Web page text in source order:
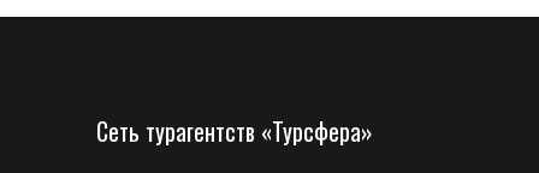
Сеть турагентств «Турсфера»